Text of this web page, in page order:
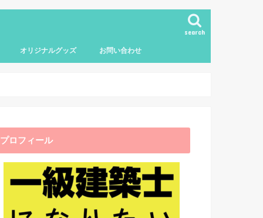
search
オリジナルグッズ お問い合わせ
プロフィール